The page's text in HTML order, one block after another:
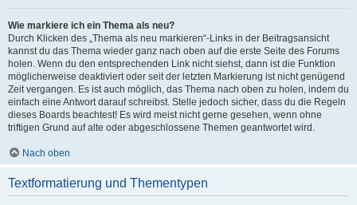
Wie markiere ich ein Thema als neu?
Durch Klicken des „Thema als neu markieren“-Links in der Beitragsansicht
kannst du das Thema wieder ganz nach oben auf die erste Seite des Forums
holen. Wenn du den entsprechenden Link nicht siehst, dann ist die Funktion
möglicherweise deaktiviert oder seit der letzten Markierung ist nicht genügend
Zeit vergangen. Es ist auch möglich, das Thema nach oben zu holen, indem du
einfach eine Antwort darauf schreibst. Stelle jedoch sicher, dass du die Regeln
dieses Boards beachtest! Es wird meist nicht gerne gesehen, wenn ohne
triftigen Grund auf alte oder abgeschlossene Themen geantwortet wird.
Nach oben
Textformatierung und Thementypen